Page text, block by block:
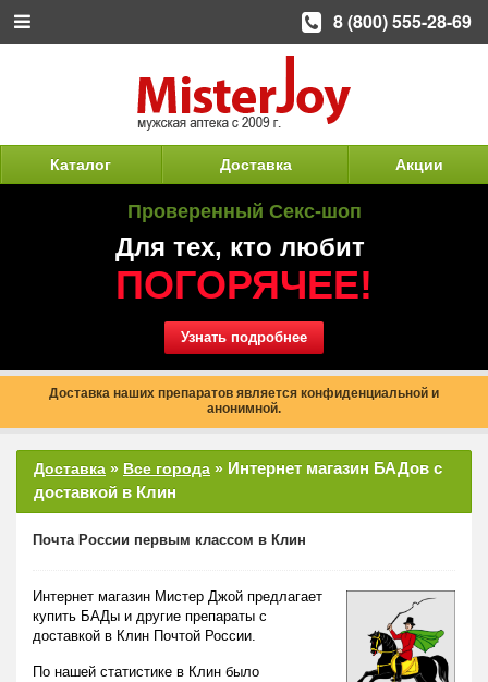
Каталог Доставка Акции
Проверенный Секс-шоп
Для тех, кто любит
ПОГОРЯЧЕЕ!
Узнать подробнее
Доставка наших препаратов является конфиденциальной и
анонимной.
Доставка » Все города » Интернет магазин БАДов с
доставкой в Клин
Почта России первым классом в Клин
Интернет магазин Мистер Джой предлагает
купить БАДы и другие препараты с
доставкой в Клин Почтой России.
По нашей статистике в Клин было
8 (800) 555-28-69